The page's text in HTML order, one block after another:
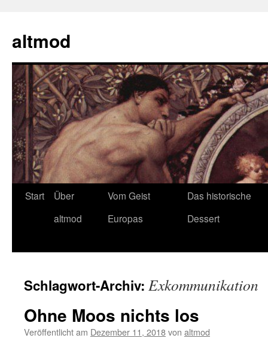
springen
altmod
Start
Über
altmod
Vom Geist
Europas
Das historische
Dessert
Schlagwort-Archiv: Exkommunikation
Ohne Moos nichts los
Veröffentlicht am Dezember 11, 2018von altmod